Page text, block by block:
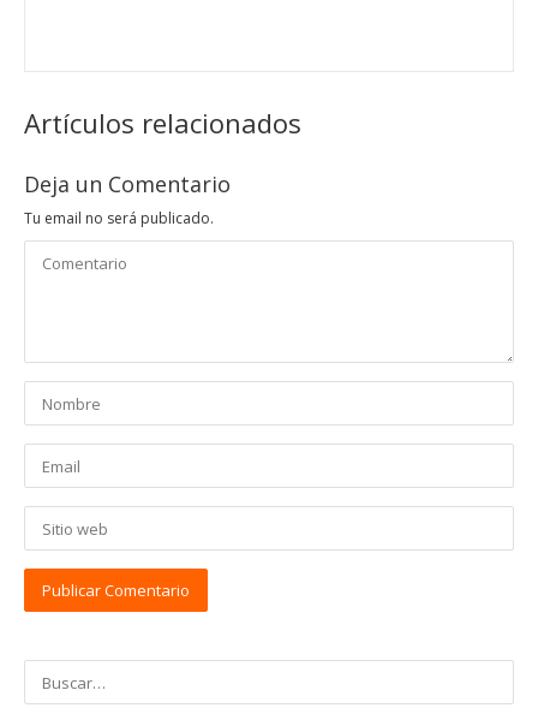
Artículos relacionados
Deja un Comentario
Tu email no será publicado.